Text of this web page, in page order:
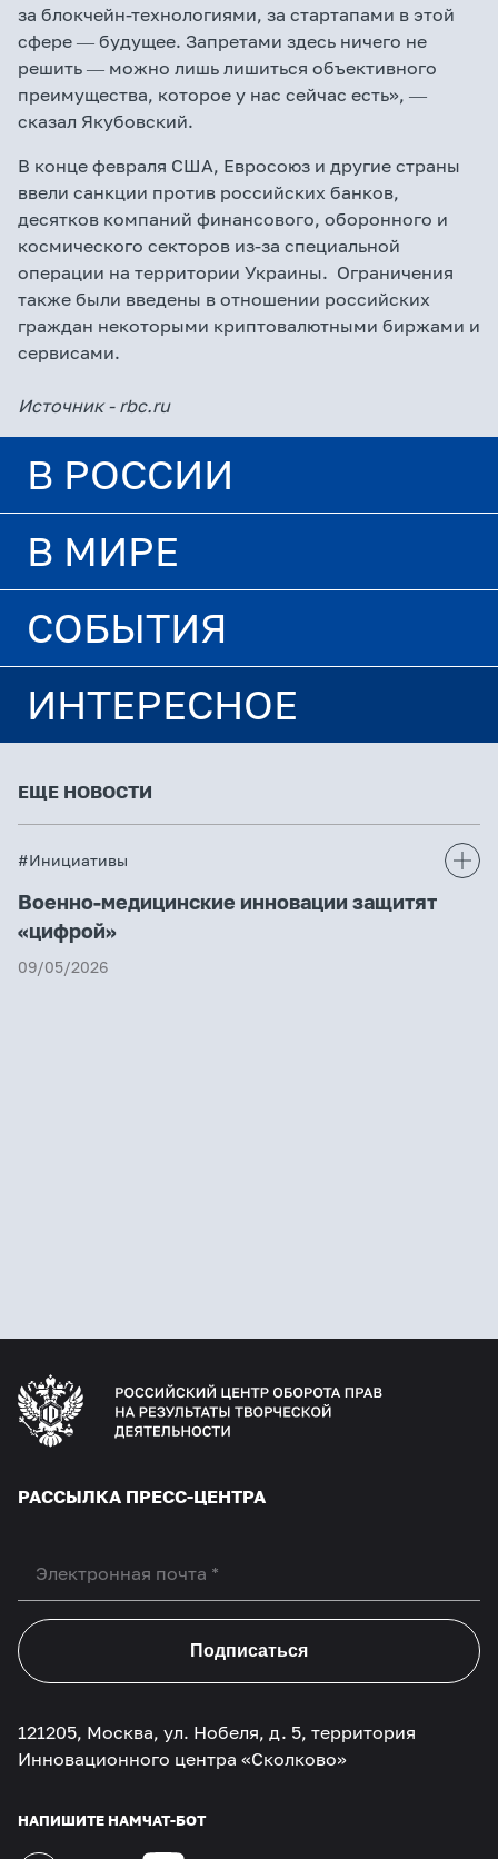
за блокчейн-технологиями, за стартапами в этой
сфере ― будущее. Запретами здесь ничего не
решить ― можно лишь лишиться объективного
преимущества, которое у нас сейчас есть», ―
сказал Якубовский.
В конце февраля США, Евросоюз и другие страны
ввели санкции против российских банков,
десятков компаний финансового, оборонного и
космического секторов из-за специальной
операции на территории Украины. Ограничения
также были введены в отношении российских
граждан некоторыми криптовалютными биржами и
сервисами.
Источник - rbc.ru
В РОССИИ
В МИРЕ
СОБЫТИЯ
ИНТЕРЕСНОЕ
ЕЩЕ НОВОСТИ
#Инициативы
Военно-медицинские инновации защитят
«цифрой»
09/05/2026
РАССЫЛКА ПРЕСС-ЦЕНТРА
Подписаться
121205, Москва, ул. Нобеля, д. 5, территория
Инновационного центра «Сколково»
НАПИШИТЕ НАМЧАТ-БОТ